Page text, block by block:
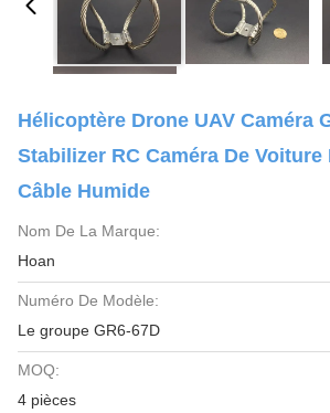
Hélicoptère Drone UAV Caméra
Stabilizer RC Caméra De Voiture
Câble Humide
Nom De La Marque:
Hoan
Numéro De Modèle:
Le groupe GR6-67D
MOQ:
4 pièces